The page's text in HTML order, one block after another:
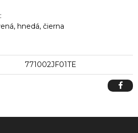
hnedá, čierna
771002JF01TE